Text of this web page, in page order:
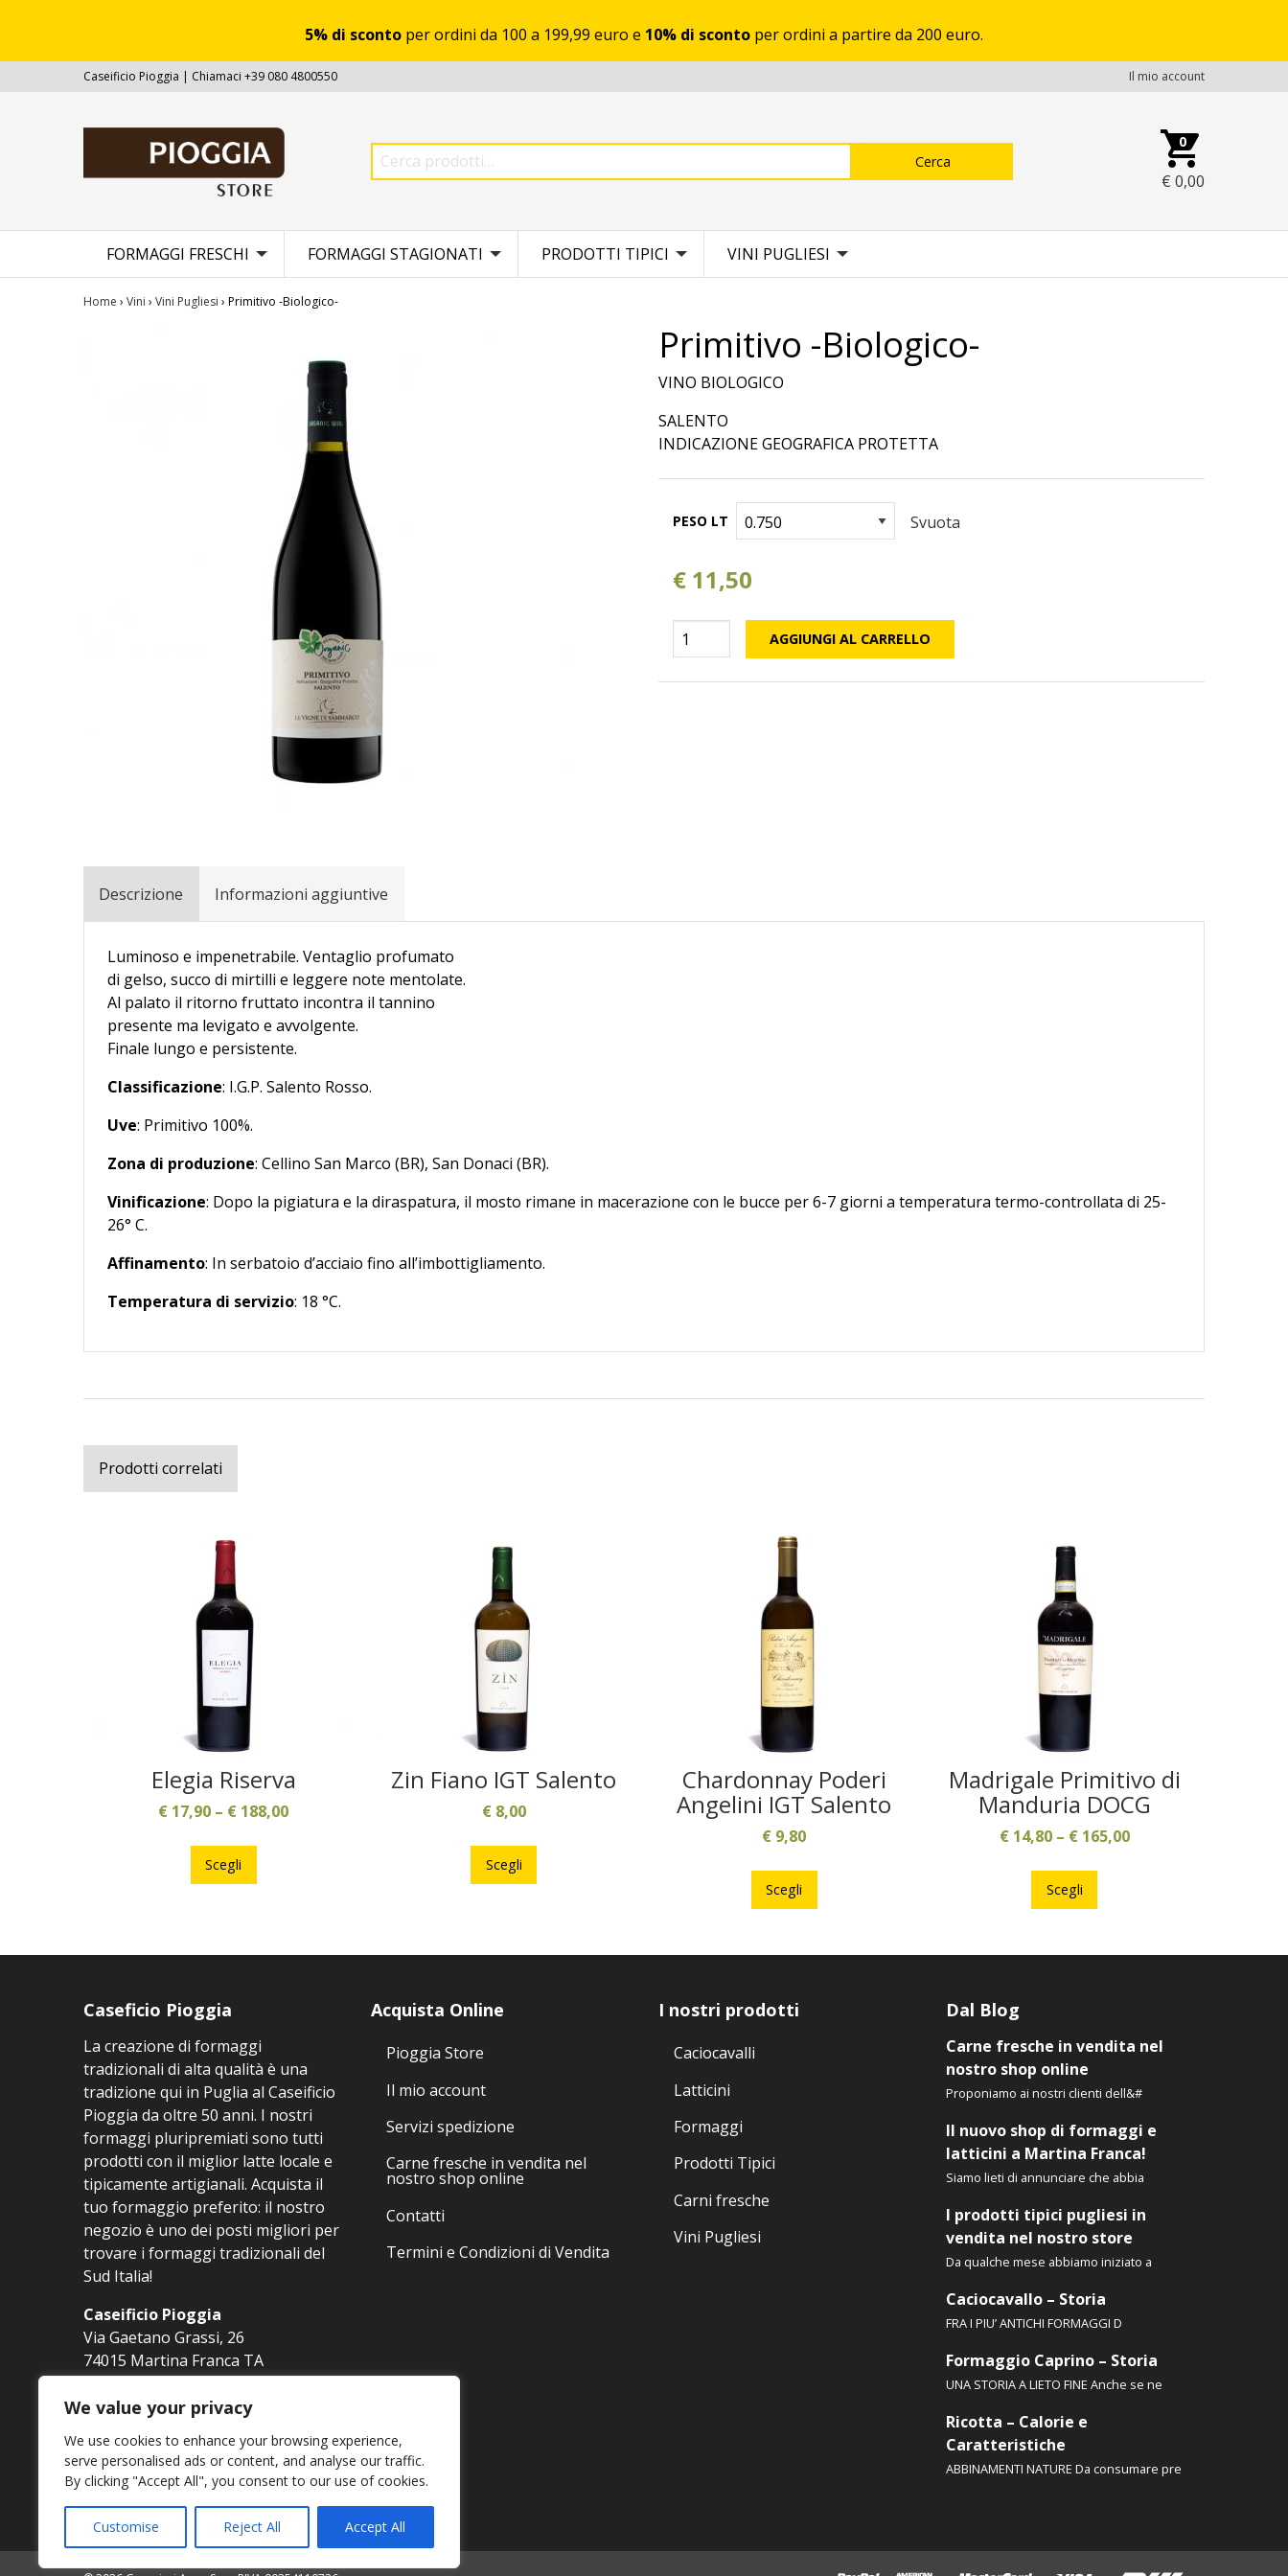
We value your privacy
We use cookies to enhance your browsing experience,
serve personalised ads or content, and analyse our traffic.
By clicking "Accept All", you consent to our use of cookies.
Customise Reject All Accept All
5% di sconto per ordini da 100 a 199,99 euro e 10% di sconto per ordini a partire da 200 euro.
Caseificio Pioggia | Chiamaci +39 080 4800550 Il mio account
€ 0,00
0
FORMAGGI FRESCHI FORMAGGI STAGIONATI PRODOTTI TIPICI VINI PUGLIESI
Home › Vini › Vini Pugliesi › Primitivo -Biologico-
Primitivo -Biologico-
VINO BIOLOGICO
SALENTO
INDICAZIONE GEOGRAFICA PROTETTA
PESO LT Svuota
€ 11,50
Primitivo
-
Biologico-
AGGIUNGI AL CARRELLO
Descrizione Informazioni aggiuntive
Luminoso e impenetrabile. Ventaglio profumato
di gelso, succo di mirtilli e leggere note mentolate.
Al palato il ritorno fruttato incontra il tannino
presente ma levigato e avvolgente.
Finale lungo e persistente.
Classificazione: I.G.P. Salento Rosso.
Uve: Primitivo 100%.
Zona di produzione: Cellino San Marco (BR), San Donaci (BR).
Vinificazione: Dopo la pigiatura e la diraspatura, il mosto rimane in macerazione con le bucce per 6-7 giorni a temperatura termo-controllata di 25-
26° C.
Affinamento: In serbatoio d’acciaio fino all’imbottigliamento.
Temperatura di servizio: 18 °C.
Prodotti correlati
Elegia Riserva
€ 17,90 – € 188,00
Scegli
Questo
ha
Le
scelte
nella
pagina
del
prodotto
Zin Fiano IGT Salento
€8,00
Scegli
Questo
ha
Le
Chardonnay Poderi
Angelini IGT Salento
€ 9,80
Scegli
Questo
ha
varianti.
Madrigale Primitivo di
Manduria DOCG
€14,80– €165,00
Scegli
Questo
ha
varianti.
essere
nella
del
prodotto
Caseficio Pioggia
La creazione di formaggi
tradizionali di alta qualità è una
tradizione qui in Puglia al Caseificio
Pioggia da oltre 50 anni. I nostri
formaggi pluripremiati sono tutti
prodotti con il miglior latte locale e
tipicamente artigianali. Acquista il
tuo formaggio preferito: il nostro
negozio è uno dei posti migliori per
trovare i formaggi tradizionali del
Sud Italia!
Caseificio Pioggia
Via Gaetano Grassi, 26
74015 Martina Franca TA
info@pioggiastore.it
Acquista Online
Pioggia Store
Il mio account
Servizi spedizione
Carne fresche in vendita nel
nostro shop online
Contatti
Termini e Condizioni di Vendita
I nostri prodotti
Caciocavalli
Latticini
Formaggi
Prodotti Tipici
Carni fresche
Vini Pugliesi
Dal Blog
Carne fresche in vendita nel
nostro shop online
Proponiamo ai nostri clienti dell&#
Il nuovo shop di formaggi e
latticini a Martina Franca!
Siamo lieti di annunciare che abbia
I prodotti tipici pugliesi in
vendita nel nostro store
Da qualche mese abbiamo iniziato a
Caciocavallo – Storia
FRA I PIU’ ANTICHI FORMAGGI D
Formaggio Caprino – Storia
UNA STORIA A LIETO FINE Anche se ne
Ricotta – Calorie e
Caratteristiche
ABBINAMENTI NATURE Da consumare pre